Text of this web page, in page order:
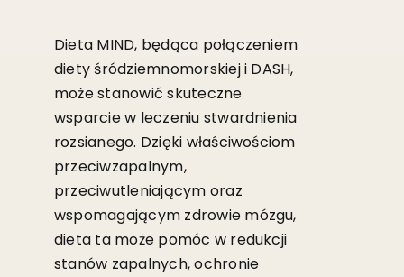
Dieta MIND, będąca połączeniem
diety śródziemnomorskiej i DASH,
może stanowić skuteczne
wsparcie w leczeniu stwardnienia
rozsianego. Dzięki właściwościom
przeciwzapalnym,
przeciwutleniającym oraz
wspomagającym zdrowie mózgu,
dieta ta może pomóc w redukcji
stanów zapalnych, ochronie